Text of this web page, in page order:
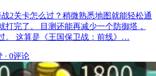
战2关卡怎么过？稍微熟悉地图就能轻松通
打完了。 目测还能再减少一个防御塔，
。 这算是《王国保卫战：前线》…
· 0评论